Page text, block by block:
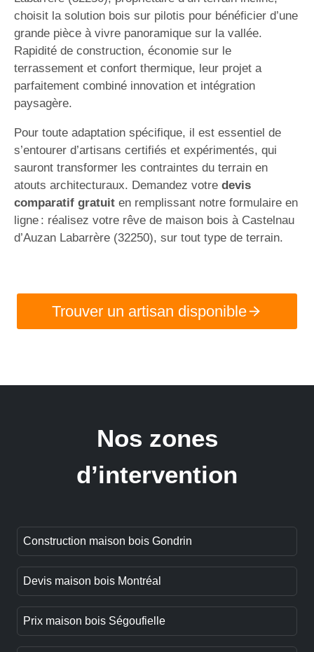
choisit la solution bois sur pilotis pour bénéficier d’une
grande pièce à vivre panoramique sur la vallée.
Rapidité de construction, économie sur le
terrassement et confort thermique, leur projet a
parfaitement combiné innovation et intégration
paysagère.
Pour toute adaptation spécifique, il est essentiel de
s’entourer d’artisans certifiés et expérimentés, qui
sauront transformer les contraintes du terrain en
atouts architecturaux. Demandez votre devis
comparatif gratuit en remplissant notre formulaire en
ligne : réalisez votre rêve de maison bois à Castelnau
d’Auzan Labarrère (32250), sur tout type de terrain.
Trouver un artisan disponible
Nos zones
d’intervention
Construction maison bois Gondrin
Devis maison bois Montréal
Prix maison bois Ségoufielle